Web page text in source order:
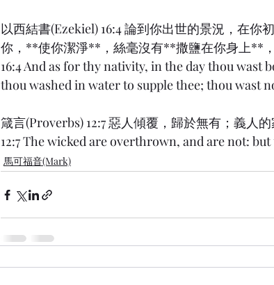
以西結書(Ezekiel) 16:4 論到你出世的景況，在你
你，**使你潔淨**，絲毫沒有**撒鹽在你身上**，
16:4 And as for thy nativity, in the day thou
thou washed in water to supple thee; thou wast
箴言(Proverbs) 12:7 惡人傾覆，歸於無有；義人的
12:7 The wicked are overthrown, and are not:
馬可福音(Mark)